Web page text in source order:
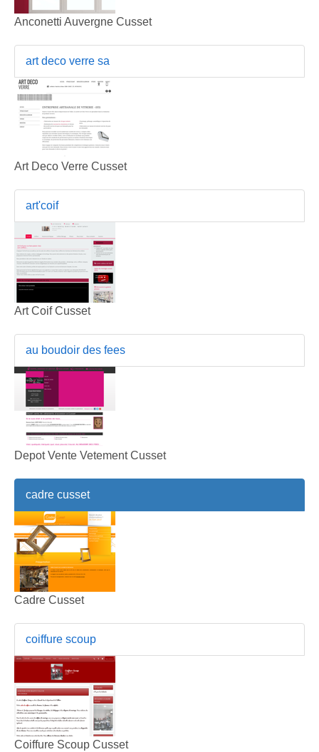
Anconetti Auvergne Cusset
art deco verre sa
Art Deco Verre Cusset
art'coif
Art Coif Cusset
au boudoir des fees
Depot Vente Vetement Cusset
cadre cusset
Cadre Cusset
coiffure scoup
Coiffure Scoup Cusset